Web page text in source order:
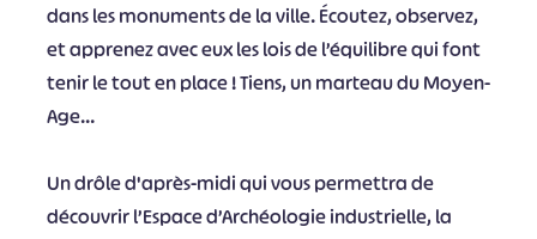
dans les monuments de la ville. Écoutez, observez,
et apprenez avec eux les lois de l’équilibre qui font
tenir le tout en place ! Tiens, un marteau du Moyen-
Age…
Un drôle d'après-midi qui vous permettra de
découvrir l’Espace d’Archéologie industrielle, la